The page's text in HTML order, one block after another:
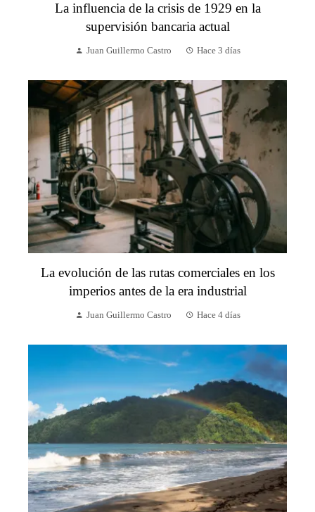
La influencia de la crisis de 1929 en la
supervisión bancaria actual
Juan Guillermo Castro Hace 3 días
La evolución de las rutas comerciales en los
imperios antes de la era industrial
Juan Guillermo Castro Hace 4 días